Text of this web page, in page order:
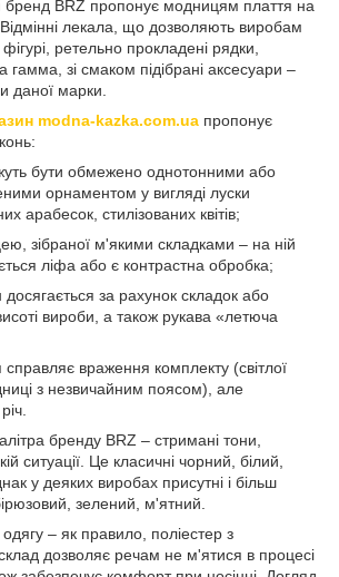
бренд BRZ пропонує модницям плаття на
лекала, що дозволяють виробам
ретельно прокладені рядки,
гамма, зі смаком підібрані аксесуари –
даної марки.
modna-kazka.com.ua пропонує
бути обмежено однотонними або
орнаментом у вигляді луски
арабесок, стилізованих квітів;
зібраної м'якими складками – на ній
ліфа або є контрастна обробка;
досягається за рахунок складок або
вироби, а також рукава «летюча
справляє враження комплекту (світлої
з незвичайним поясом), але
бренду BRZ – стримані тони,
ситуації. Це класичні чорний, білий,
у деяких виробах присутні і більш
зелений, м'ятний.
– як правило, поліестер з
дозволяє речам не м'ятися в процесі